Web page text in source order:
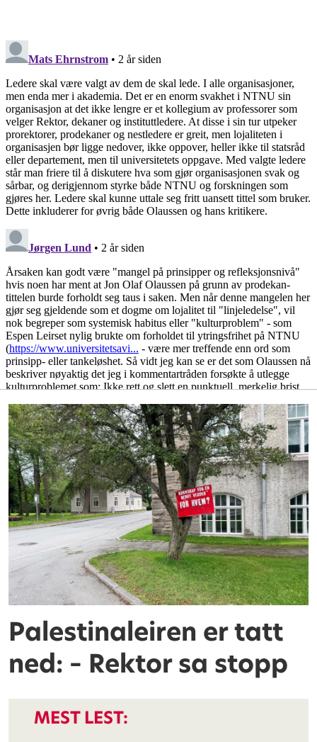
Palestinaleiren er tatt
ned: – Rektor sa stopp
MEST LEST: